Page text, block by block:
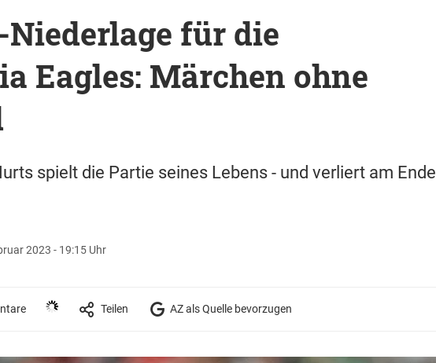
für die
Eagles: Märchen ohne
spielt die Partie seines Lebens - und verliert am Ende
2023 - 19:15 Uhr
Teilen AZ als Quelle bevorzugen